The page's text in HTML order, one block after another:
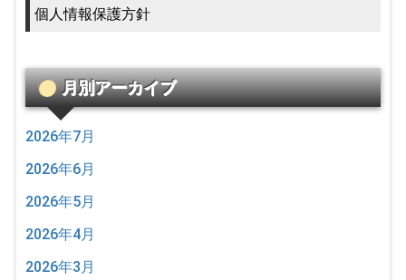
個人情報保護方針
月別アーカイブ
2026年7月
2026年6月
2026年5月
2026年4月
2026年3月